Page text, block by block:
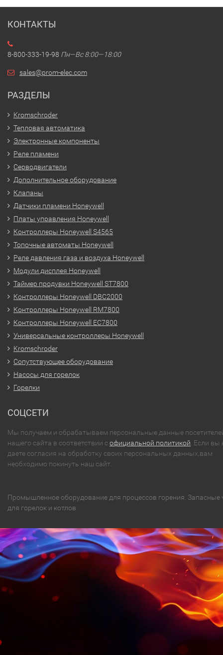
КОНТАКТЫ
8-800-333-19-98 Пн—Вс 8:00—18:00
sales@prom-elec.com
РАЗДЕЛЫ
Kromschroder
Тепловая автоматика
Электронные компоненты
Реле пламени
Серводвигатели
Дополнительное оборудование
Клапаны
Датчики пламени Honeywell
Платы управления Honeywell
Контроллеры Honeywell S4565
Топочные автоматы Honeywell
Реле давления газа и воздуха Honeywell
Модули дисплея Honeywell
Таймер продувки Honeywell ST7800
Контроллеры Honeywell DBC2000
Контроллеры Honeywell RM7800
Контроллеры Honeywell EC7800
Универсальные контроллеры Honeywell
Kromschroder
Сопутствующее оборудование
Насосы для горелок
Горелки
СОЦСЕТИ
Мы получаем и обрабатываем персональные данные
нашего сайта в соответствии софициальной политикой . Если вы
даете согласия на обработку своих персональных данных,вам
необходимо покинуть наш сайт.
Промышленное оборудование для процессов горения. Запасные
для горелок и котлов